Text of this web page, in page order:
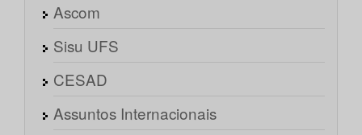
Ascom
Sisu UFS
CESAD
Assuntos Internacionais